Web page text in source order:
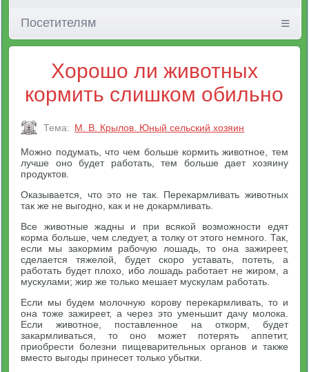
Посетителям
Хорошо ли животных
кормить слишком обильно
Тема: М. В. Крылов. Юный сельский хозяин
Можно подумать, что чем больше кормить животное, тем
лучше оно будет работать, тем больше дает хозяину
продуктов.
Оказывается, что это не так. Перекармливать животных
так же не выгодно, как и не докармливать.
Все животные жадны и при всякой возможности едят
корма больше, чем следует, а толку от этого немного. Так,
если мы закормим рабочую лошадь, то она зажиреет,
сделается тяжелой, будет скоро уставать, потеть, а
работать будет плохо, ибо лошадь работает не жиром, а
мускулами; жир же только мешает мускулам работать.
Если мы будем молочную корову перекармливать, то и
она тоже зажиреет, а через это уменьшит дачу молока.
Если животное, поставленное на откорм, будет
закармливаться, то оно может потерять аппетит,
приобрести болезни пищеварительных органов и также
вместо выгоды принесет только убытки.